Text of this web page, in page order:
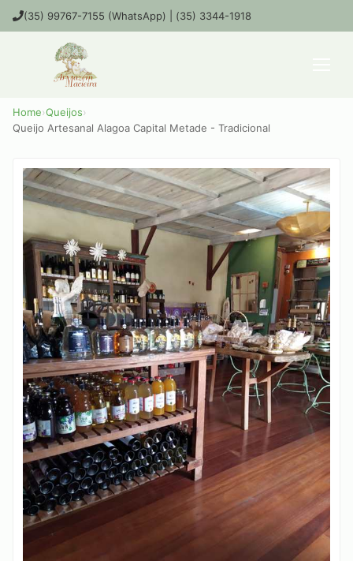
(35) 99767-7155 (WhatsApp) | (35) 3344-1918
Home›Queijos›
Queijo Artesanal Alagoa Capital Metade - Tradicional